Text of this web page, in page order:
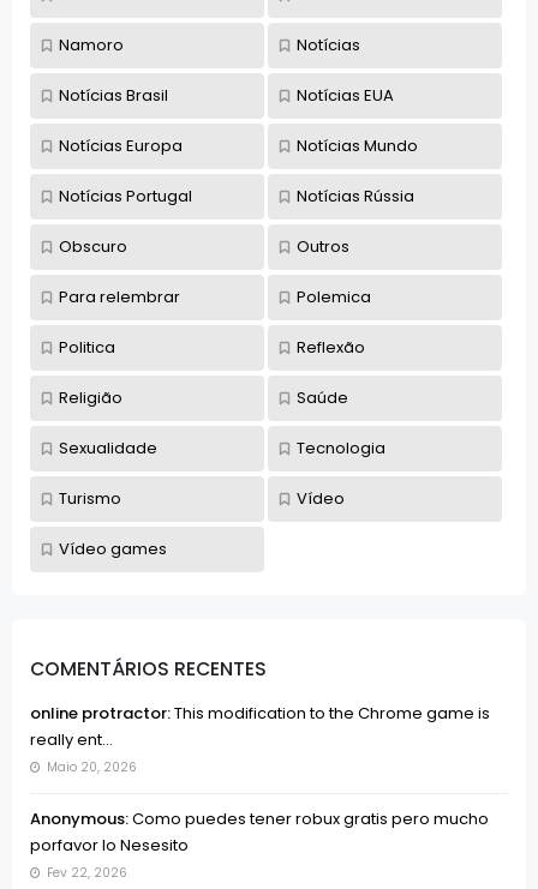
COMENTÁRIOS RECENTES
online protractor:This modification to the Chrome game is
really ent...
Maio 20, 2026
Anonymous:Como puedes tener robux gratis pero mucho
porfavor lo Nesesito
Fev 22, 2026
Namoro Notícias
Notícias Brasil Notícias EUA
Notícias Europa Notícias Mundo
Notícias Portugal Notícias Rússia
Obscuro Outros
Para relembrar Polemica
Politica Reflexão
Religião Saúde
Sexualidade Tecnologia
Turismo Vídeo
Vídeo games